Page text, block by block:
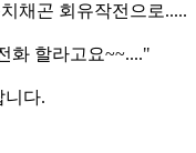
채곤 회유작전으로.....
화 할라고요~~...."
니다.